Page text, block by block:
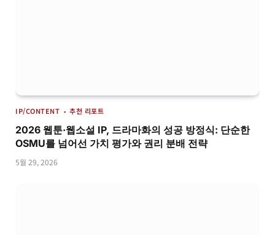
IP/CONTENT 추천 리포트
2026 웹툰·웹소설 IP, 드라마화의 성공 방정식: 단순한
OSMU를 넘어선 가치 평가와 권리 분배 전략
5월 29, 2026